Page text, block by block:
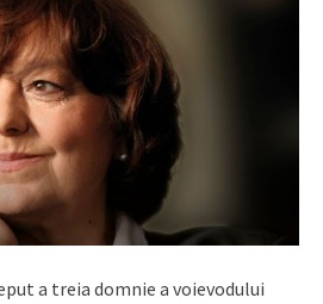
a treia domnie a voievodului